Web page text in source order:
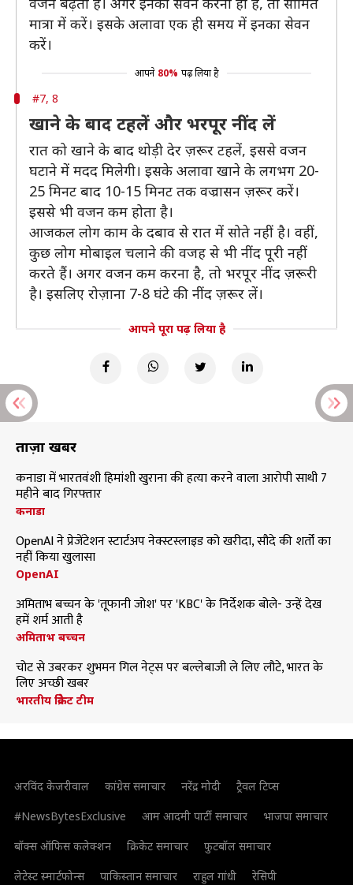
मात्रा में करें। इसके अलावा एक ही समय में इनका सेवन
करें।
आपने 80% पढ़ लिया है
#7, 8
खाने के बाद टहलें और भरपूर नींद लें
रात को खाने के बाद थोड़ी देर ज़रूर टहलें, इससे वजन
घटाने में मदद मिलेगी। इसके अलावा खाने के लगभग 20-
25 मिनट बाद 10-15 मिनट तक वज्रासन ज़रूर करें।
इससे भी वजन कम होता है।
आजकल लोग काम के दबाव से रात में सोते नहीं है। वहीं,
कुछ लोग मोबाइल चलाने की वजह से भी नींद पूरी नहीं
करते हैं। अगर वजन कम करना है, तो भरपूर नींद ज़रूरी
है। इसलिए रोज़ाना 7-8 घंटे की नींद ज़रूर लें।
आपने पूरा पढ़ लिया है
ताज़ा खबरें
कनाडा में भारतवंशी हिमांशी खुराना की हत्या करने वाला आरोपी साथी 7
महीने बाद गिरफ्तार
कनाडा
OpenAI ने प्रेजेंटेशन स्टार्टअप नेक्स्टस्लाइड को खरीदा, सौदे की शर्तों का
नहीं किया खुलासा
OpenAI
अमिताभ बच्चन के 'तूफानी जोश' पर 'KBC' के निर्देशक बोले- उन्हें देख
हमें शर्म आती है
अमिताभ बच्चन
चोट से उबरकर शुभमन गिल नेट्स पर बल्लेबाजी ले लिए लौटे, भारत के
लिए अच्छी खबर
भारतीय क्रिकेट टीम
अरविंद केजरीवाल कांग्रेस समाचार नरेंद्र मोदी
ट्रैवल टिप्स
#NewsBytesExclusive
आम आदमी पार्टी समाचार
भाजपा समाचार
बॉक्स ऑफिस कलेक्शन
क्रिकेट समाचार
फुटबॉल समाचार
लेटेस्ट स्मार्टफोन्स
पाकिस्तान समाचार राहुल गांधी रेसिपी